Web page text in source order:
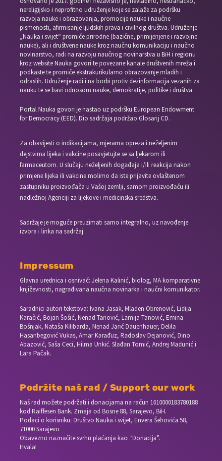
nereligijsko i neprofitno udruženje koje se zalaže za podršku
razvoja nauke i obrazovanja, promocije nauke i naučne
pismenosti, afirmisanje ljudskih prava i civilnog društva. Udruženje
„Nauka i svijet“ promiče prirodne (bazične, primijenjene i razvojne
nauke), ali i društvene nauke kroz naučnu komunikaciju i naučno
novinarstvo, radi na razvoju naučnog novinarstva u BiH i regionu
kroz website Nauka govori te povezane kanale društvenih mreža i
podkaste te promiče ekstrakurikularno obrazovanje mladih i
odraslih. Udruženje radi i na borbi protiv dezinformacija vezanih za
nauku te se bavi odnosom nauke, demokratije, politike i društva.
Portal Nauka govori je nastao uz podršku European Endowment
for Democracy (EED). Dio sadržaja podržao Glosarij CD.
Za obavijesti o indikacijama, mjerama opreza i neželjenim
dejstvima lijeka i vakcine posavjetujte se sa ljekarom ili
farmaceutom. U slučaju neželjenih događaja i/ili reakcija nakon
primjene lijeka ili vakcine molimo da iste prijavite ovlaštenom
zastupniku proizvođača u Vašoj zemlji, samom proizvođaču ili
nadležnoj Agenciji za lijekove i medicinska sredstva.
Sadržaje je moguće preuzimati samo integralno, uz navođenje
izvora i linka na sadržaj.
Impressum
Glavna urednica i osnivač: Jelena Kalinić, biolog, MA komparativne
književnosti, nagrađivana naučna novinarka i naučni komunikator.
Saradnici autori tekstova: Ivana Jasak, Mladen Obrenović, Lidija
Karačić, Bojan Šošić, Nenad Tanović, Lamija Tanović, Emina
Bošnjak, Nataša Kilibarda, Nenad Jarić Dauenhauer, Delila
Hasanbegović Vukas, Amar Karađuz, Radoslav Dejanović, Dino
Abazović, Saša Ceci, Hilma Unkić. Slađan Tomić, Andrej Madunić i
Lara Pačak.
Podržite naš rad / Support our work
Naš rad možete podržati i donacijama na račun 1610000183780188
kod Raiffesen Bank. Zmaja od Bosne 88, Sarajevo, BiH.
Podaci o korisniku: Društvo Nauka i svijet, Envera Šehovića 58,
71000 Sarajevo
Obavezno naznačite svrhu plaćanja kao “Donacija”.
Hvala!